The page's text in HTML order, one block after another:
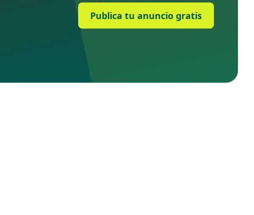
Publica tu anuncio gratis